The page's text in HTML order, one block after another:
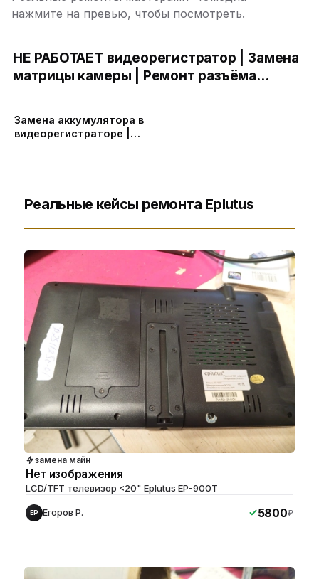
нажмите на превью, чтобы посмотреть.
НЕ РАБОТАЕТ видеорегистратор | Замена
матрицы камеры | Ремонт разъёма
Замена аккумулятора в
видеорегистраторе |
Реальные кейсы ремонта Eplutus
замена майн
Нет изображения
LCD/TFT телевизор <20" Eplutus EP-900T
ЕР Егоров Р. 5800₽